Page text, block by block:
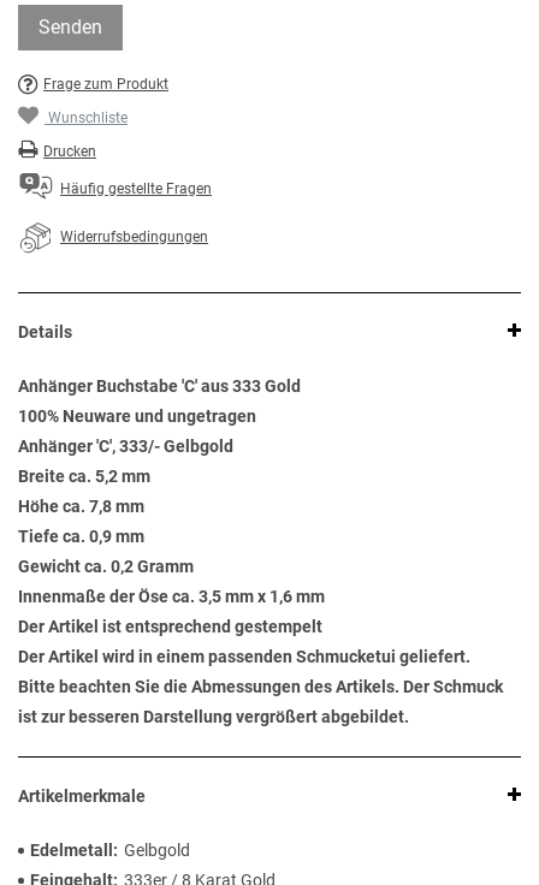
Senden
Frage zum Produkt
Wunschliste
Drucken
Häufig gestellte Fragen
Widerrufsbedingungen
Details
Anhänger Buchstabe 'C' aus 333 Gold
100% Neuware und ungetragen
Anhänger 'C', 333/- Gelbgold
Breite ca. 5,2 mm
Höhe ca. 7,8 mm
Tiefe ca. 0,9 mm
Gewicht ca. 0,2 Gramm
Innenmaße der Öse ca. 3,5 mm x 1,6 mm
Der Artikel ist entsprechend gestempelt
Der Artikel wird in einem passenden Schmucketui geliefert.
Bitte beachten Sie die Abmessungen des Artikels. Der Schmuck
ist zur besseren Darstellung vergrößert abgebildet.
Artikelmerkmale
Edelmetall
Gelbgold
Feingehalt 333er / 8 Karat Gold